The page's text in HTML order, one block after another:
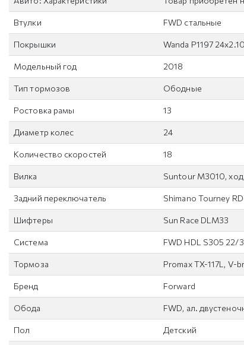
Втулки FWD стальные
Покрышки Wanda P1197
Модельный год 2018
Тип тормозов Ободные
Ростовка рамы 13
Диаметр колес 24
Количество скоростей 18
Вилка Suntour M3010, ход
Задний переключатель Shimano Tourney
Шифтеры Sun Race DLM33
Система FWD HDL S305 22/
Тормоза Promax TX-117L, V-
Бренд Forward
Обода FWD, ал.
Пол Детский